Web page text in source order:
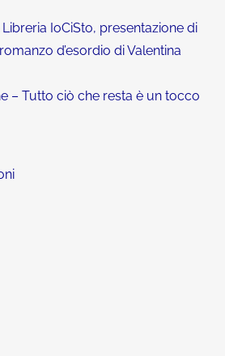
IoCiSto, presentazione di
d’esordio di Valentina
– Tutto ciò che resta è un tocco